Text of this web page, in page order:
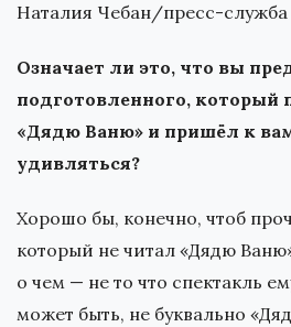
Наталия Чебан/пресс-служба
Означает ли это, что вы
подготовленного, который
«Дядю Ваню» и пришёл к
удивляться?
Хорошо бы, конечно, чтоб
который не читал «Дядю
о чем — не то что спектакль
может быть, не буквально